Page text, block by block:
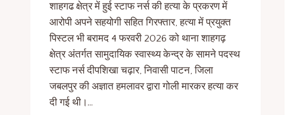
शाहगढ क्षेत्र में हुई स्टाफ नर्स की हत्या के प्रकरण में
आरोपी अपने सहयोगी सहित गिरफ्तार, हत्या में प्रयुक्त
पिस्टल भी बरामद 4 फरवरी 2026 को थाना शाहगढ़
क्षेत्र अंतर्गत सामुदायिक स्वास्थ्य केन्द्र के सामने पदस्थ
स्टाफ नर्स दीपशिखा चढ़ार, निवासी पाटन, जिला
जबलपुर की अज्ञात हमलावर द्वारा गोली मारकर हत्या कर
दी गई थी।…